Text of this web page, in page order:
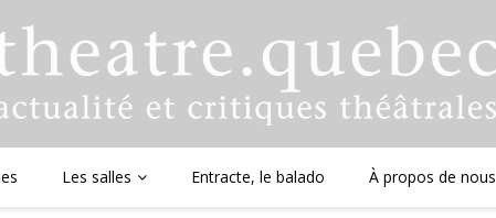
Les salles Entracte, le balado À propos de nous